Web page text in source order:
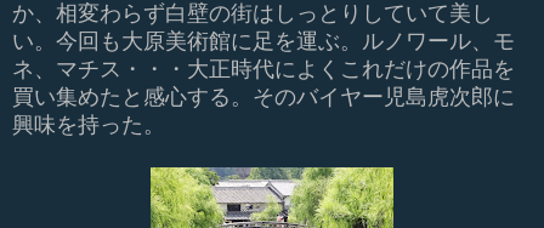
か、相変わらず白壁の街はしっとりしていて美し
い。今回も大原美術館に足を運ぶ。ルノワール、モ
ネ、マチス・・・大正時代によくこれだけの作品を
買い集めたと感心する。そのバイヤー児島虎次郎に
興味を持った。